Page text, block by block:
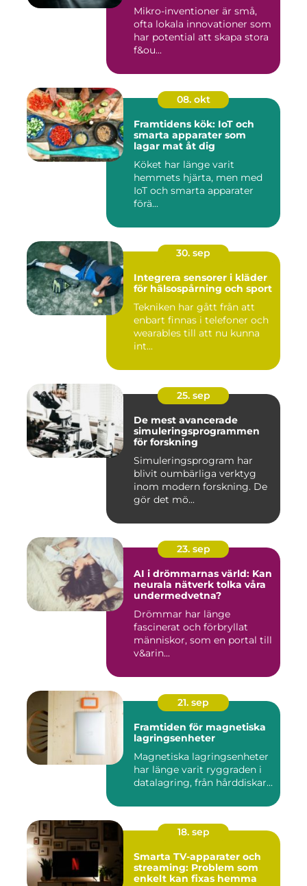
Mikro-inventioner är små,
ofta lokala innovationer som
har potential att skapa stora
f&ou...
08. okt
Framtidens kök: IoT och
smarta apparater som
lagar mat åt dig
Köket har länge varit
hemmets hjärta, men med
IoT och smarta apparater
förä...
30. sep
Integrera sensorer i kläder
för hälsospårning och sport
Tekniken har gått från att
enbart finnas i telefoner och
wearables till att nu kunna
int...
25. sep
De mest avancerade
simuleringsprogrammen
för forskning
Simuleringsprogram har
blivit oumbärliga verktyg
inom modern forskning. De
gör det mö...
23. sep
AI i drömmarnas värld: Kan
neurala nätverk tolka våra
undermedvetna?
Drömmar har länge
fascinerat och förbryllat
människor, som en portal till
v&arin...
21. sep
Framtiden för magnetiska
lagringsenheter
Magnetiska lagringsenheter
har länge varit ryggraden i
datalagring, från hårddiskar...
18. sep
Smarta TV-apparater och
streaming: Problem som
enkelt kan fixas hemma